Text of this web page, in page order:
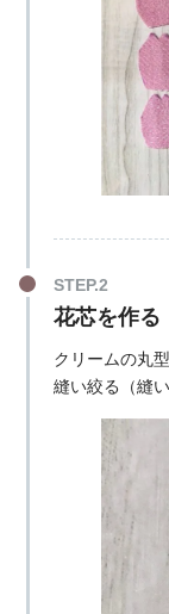
花芯を作る
クリームの丸
縫い絞る（縫